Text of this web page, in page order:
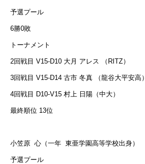
予選プール
6勝0敗
トーナメント
2回戦目 V15-D10 大月 アレス （RITZ）
3回戦目 V15-D14 古市 冬真 （龍谷大平安高）
4回戦目 D10-V15 村上 日陽（中大）
最終順位 13位
小笠原 心（一年 東亜学園高等学校出身）
予選プール